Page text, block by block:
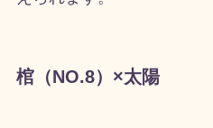
棺（NO.8）×太陽